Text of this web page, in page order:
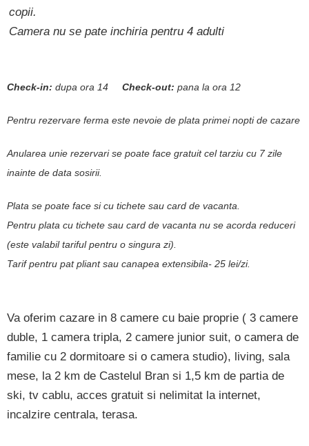
copii.
Camera nu se pate inchiria pentru 4 adulti
Check-in: dupa ora 14 Check-out: pana la ora 12
Pentru rezervare ferma este nevoie de plata primei nopti de cazare
Anularea unie rezervari se poate face gratuit cel tarziu cu 7 zile
inainte de data sosirii.
Plata se poate face si cu tichete sau card de vacanta.
Pentru plata cu tichete sau card de vacanta nu se acorda reduceri
(este valabil tariful pentru o singura zi).
Tarif pentru pat pliant sau canapea extensibila- 25 lei/zi.
Va oferim cazare in 8 camere cu baie proprie ( 3 camere
duble, 1 camera tripla, 2 camere junior suit, o camera de
familie cu 2 dormitoare si o camera studio), living, sala
mese, la 2 km de Castelul Bran si 1,5 km de partia de
ski, tv cablu, acces gratuit si nelimitat la internet,
incalzire centrala, terasa.